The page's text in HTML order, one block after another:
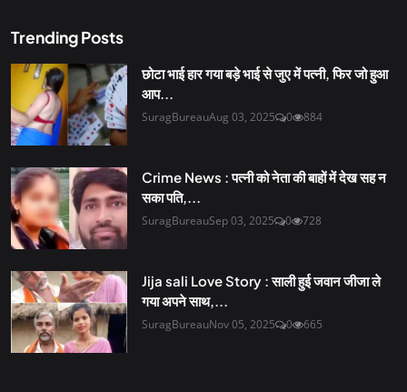
Trending Posts
छोटा भाई हार गया बड़े भाई से जुए में पत्नी, फिर जो हुआ
आप...
SuragBureauAug 03, 2025 0 884
Crime News : पत्नी को नेता की बाहों में देख सह न
सका पति,...
SuragBureauSep 03, 2025 0 728
Jija sali Love Story : साली हुई जवान जीजा ले
गया अपने साथ,...
SuragBureauNov 05, 2025 0 665